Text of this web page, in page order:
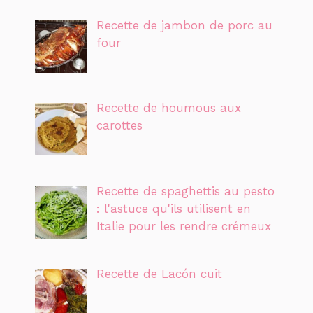
Recette de jambon de porc au
four
Recette de houmous aux
carottes
Recette de spaghettis au pesto
: l'astuce qu'ils utilisent en
Italie pour les rendre crémeux
Recette de Lacón cuit